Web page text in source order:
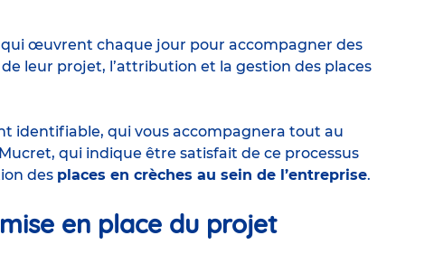
qui œuvrent chaque jour pour accompagner des
leur projet, l’attribution et la gestion des places
identifiable, qui vous accompagnera tout au
qui indique être satisfait de ce processus
des places en crèches au sein de l’entreprise.
en place du projet